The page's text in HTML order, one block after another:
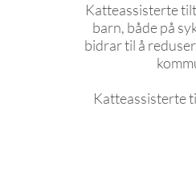
Katteassisterte
barn, både på
bidrar til å
Katteassisterte